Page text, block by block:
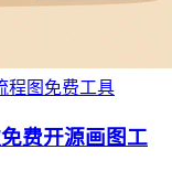
程图 免费工具
费开源画图工